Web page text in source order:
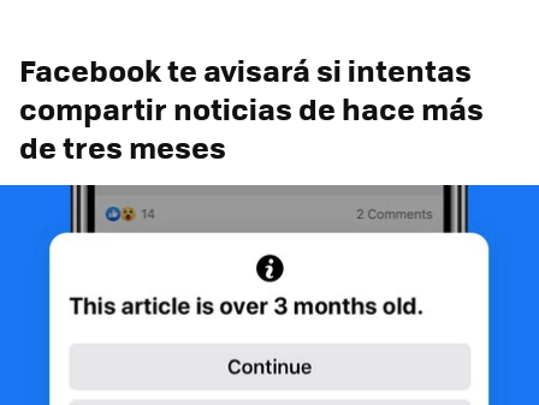
Facebook te avisará si intentas
compartir noticias de hace más
de tres meses